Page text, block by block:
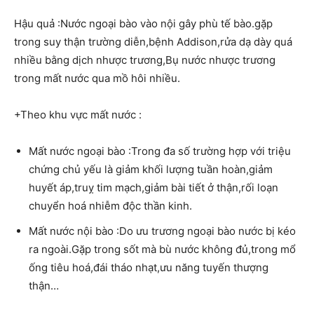
Hậu quả :Nước ngoại bào vào nội gây phù tế bào.gặp
trong suy thận trường diễn,bệnh Addison,rửa dạ dày quá
nhiều bằng dịch nhược trương,Bụ nước nhược trương
trong mất nước qua mồ hôi nhiều.
+Theo khu vực mất nước :
Mất nước ngoại bào :Trong đa số trường hợp với triệu
chứng chủ yếu là giảm khối lượng tuần hoàn,giảm
huyết áp,truỵ tim mạch,giảm bài tiết ở thận,rối loạn
chuyển hoá nhiễm độc thần kinh.
Mất nước nội bào :Do ưu trương ngoại bào nước bị kéo
ra ngoài.Gặp trong sốt mà bù nước không đủ,trong mổ
ống tiêu hoá,đái tháo nhạt,ưu năng tuyến thượng
thận…